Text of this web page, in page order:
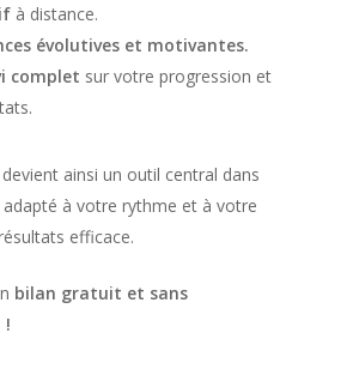
à distance.
évolutives et motivantes.
complet sur votre progression et
devient ainsi un outil central dans
à votre rythme et à votre
efficace.
bilan gratuit et sans
!